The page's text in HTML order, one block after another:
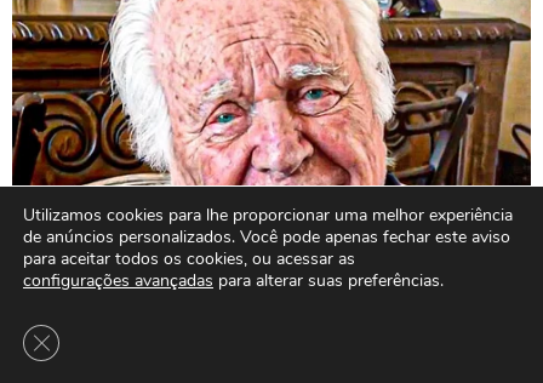
Utilizamos cookies para lhe proporcionar uma melhor experiência
de anúncios personalizados. Você pode apenas fechar este aviso
para aceitar todos os cookies, ou acessar as
configurações avançadas para alterar suas preferências.
Close GDPR Cookie Banner